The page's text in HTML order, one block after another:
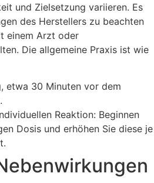
und Zielsetzung variieren. Es
des Herstellers zu beachten
einem Arzt oder
Die allgemeine Praxis ist wie
etwa 30 Minuten vor dem
Reaktion: Beginnen
Dosis und erhöhen Sie diese je